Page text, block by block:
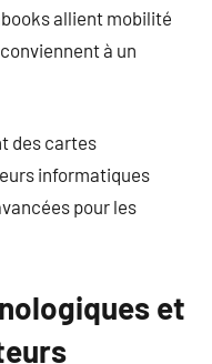
allient mobilité
à un
des cartes
informatiques
pour les
et